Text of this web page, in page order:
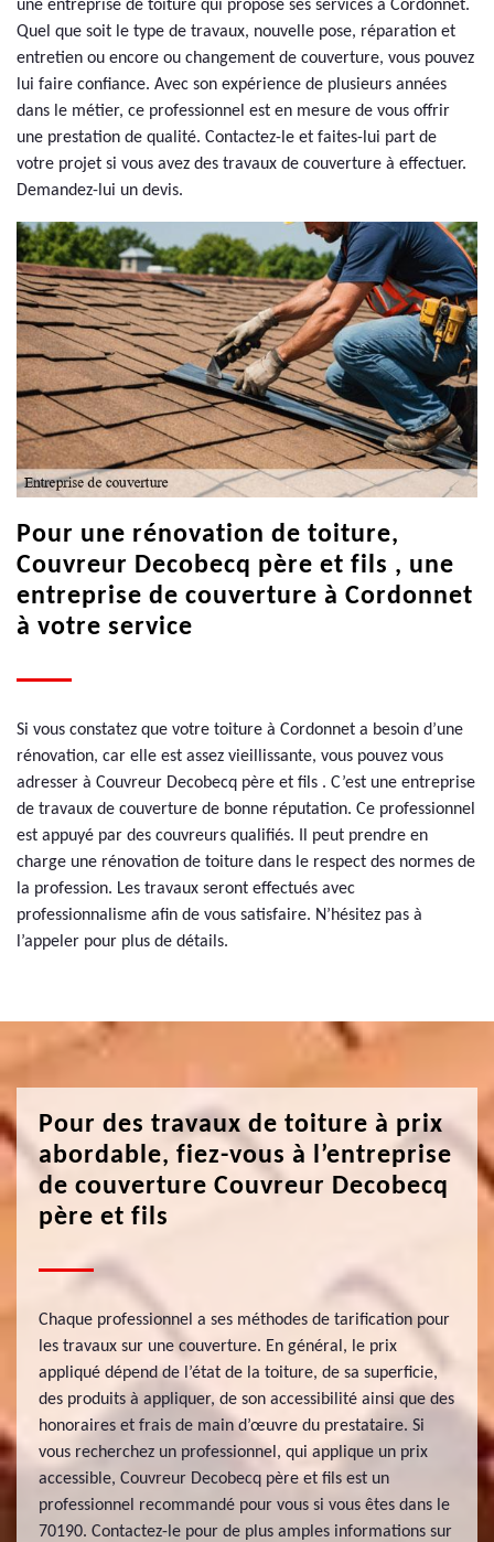
une entreprise de toiture qui propose ses services à Cordonnet.
Quel que soit le type de travaux, nouvelle pose, réparation et
entretien ou encore ou changement de couverture, vous pouvez
lui faire confiance. Avec son expérience de plusieurs années
dans le métier, ce professionnel est en mesure de vous offrir
une prestation de qualité. Contactez-le et faites-lui part de
votre projet si vous avez des travaux de couverture à effectuer.
Demandez-lui un devis.
Pour une rénovation de toiture,
Couvreur Decobecq père et fils , une
entreprise de couverture à Cordonnet
à votre service
Si vous constatez que votre toiture à Cordonnet a besoin d’une
rénovation, car elle est assez vieillissante, vous pouvez vous
adresser à Couvreur Decobecq père et fils . C’est une entreprise
de travaux de couverture de bonne réputation. Ce professionnel
est appuyé par des couvreurs qualifiés. Il peut prendre en
charge une rénovation de toiture dans le respect des normes de
la profession. Les travaux seront effectués avec
professionnalisme afin de vous satisfaire. N’hésitez pas à
l’appeler pour plus de détails.
Pour des travaux de toiture à prix
abordable, fiez-vous à l’entreprise
de couverture Couvreur Decobecq
père et fils
Chaque professionnel a ses méthodes de tarification pour
les travaux sur une couverture. En général, le prix
appliqué dépend de l’état de la toiture, de sa superficie,
des produits à appliquer, de son accessibilité ainsi que des
honoraires et frais de main d’œuvre du prestataire. Si
vous recherchez un professionnel, qui applique un prix
accessible, Couvreur Decobecq père et fils est un
professionnel recommandé pour vous si vous êtes dans le
70190. Contactez-le pour de plus amples informations sur